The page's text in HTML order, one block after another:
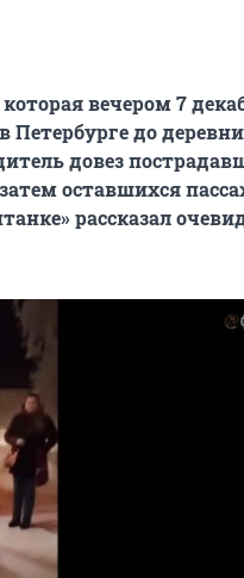
вечером 7
Петербурге до деревни
довез
оставшихся
рассказал